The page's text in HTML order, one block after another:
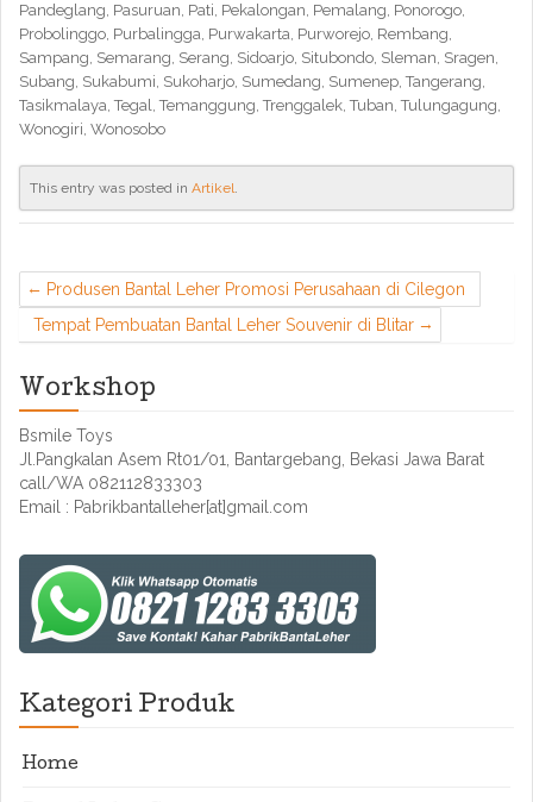
Pandeglang, Pasuruan, Pati, Pekalongan, Pemalang, Ponorogo,
Probolinggo, Purbalingga, Purwakarta, Purworejo, Rembang,
Sampang, Semarang, Serang, Sidoarjo, Situbondo, Sleman, Sragen,
Subang, Sukabumi, Sukoharjo, Sumedang, Sumenep, Tangerang,
Tasikmalaya, Tegal, Temanggung, Trenggalek, Tuban, Tulungagung,
Wonogiri, Wonosobo
This entry was posted in Artikel.
Produsen Bantal Leher Promosi Perusahaan di Cilegon
Tempat Pembuatan Bantal Leher Souvenir di Blitar
Workshop
Bsmile Toys
Jl.Pangkalan Asem Rt01/01, Bantargebang, Bekasi Jawa Barat
call/WA 082112833303
Email : Pabrikbantalleher[at]gmail.com
Kategori Produk
Home